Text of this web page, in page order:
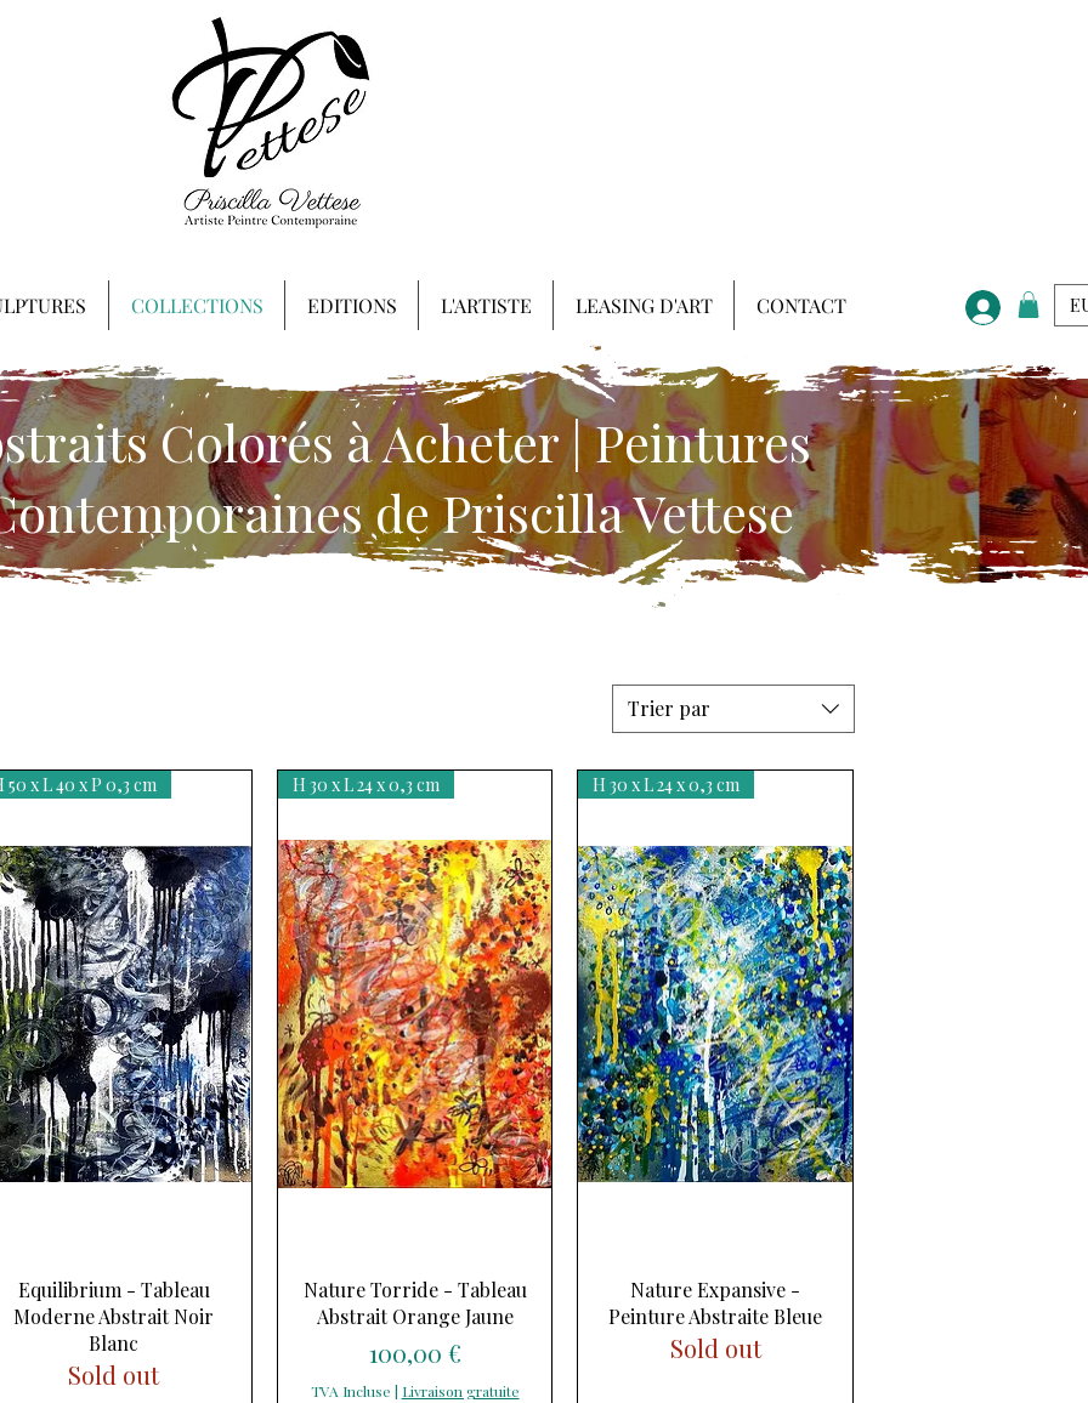
Colorés à Acheter | Peintures
de Priscilla Vettese
Trier par
Aperçu rapide
50 x L 40 x P 0,3 cm
Equilibrium - Tableau
Moderne Abstrait Noir
Blanc
Sold out
Aperçu rapide
H 30 x L 24 x 0,3 cm
Nature Torride - Tableau
Abstrait Orange Jaune
Prix
100,00 €
TVA Incluse | Livraison gratuite
Aperçu rapide
H 30 x L 24 x 0,3 cm
Nature Expansive -
Peinture Abstraite Bleue
Sold out
COLLECTIONS EDITIONS L'ARTISTE LEASING D'ART CONTACT